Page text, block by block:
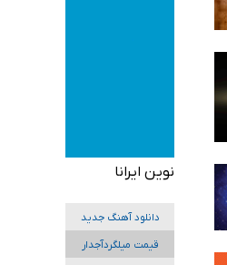
نوین ایرانا
دانلود آهنگ جدید
قیمت میلگردآجدار